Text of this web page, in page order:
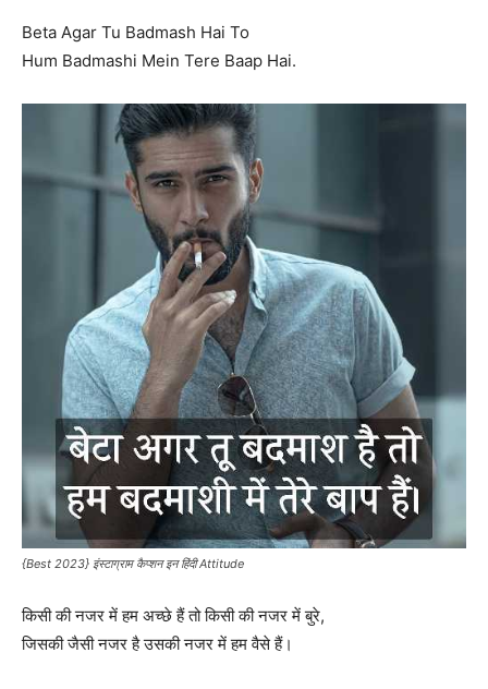
Beta Agar Tu Badmash Hai To
Hum Badmashi Mein Tere Baap Hai.
{Best 2023} इंस्टाग्राम कैप्शन इन हिंदी Attitude
किसी की नजर में हम अच्छे हैं तो किसी की नजर में बुरे,
जिसकी जैसी नजर है उसकी नजर में हम वैसे हैं।